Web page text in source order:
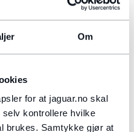
Om
for at jaguar.no skal
selv kontrollere hvilke
brukes. Samtykke gjør at